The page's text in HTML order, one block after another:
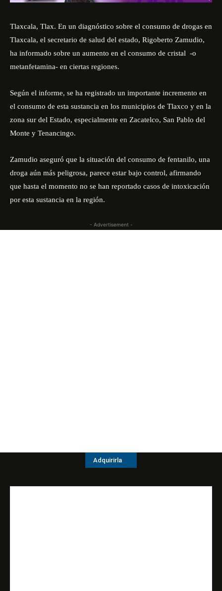
Tlaxcala, Tlax. En un diagnóstico sobre el consumo de drogas en
Tlaxcala, el secretario de salud del estado, Rigoberto Zamudio,
ha informado sobre un aumento en el consumo de cristal -o
metanfetamina- en ciertas regiones.
Según el informe, se ha registrado un importante incremento en
el consumo de esta sustancia en los municipios de Tlaxco y en la
zona sur del Estado, especialmente en Zacatelco, San Pablo del
Monte y Tenancingo.
Zamudio aseguró que la situación del consumo de fentanilo, una
droga aún más peligrosa, parece estar bajo control, afirmando
que hasta el momento no se han reportado casos de intoxicación
por esta sustancia en la región.
- Advertisement -
Adquirirla